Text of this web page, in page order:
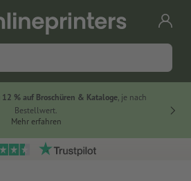
12 % auf Broschüren & Kataloge, je nach
Bestellwert.
Mehr erfahren